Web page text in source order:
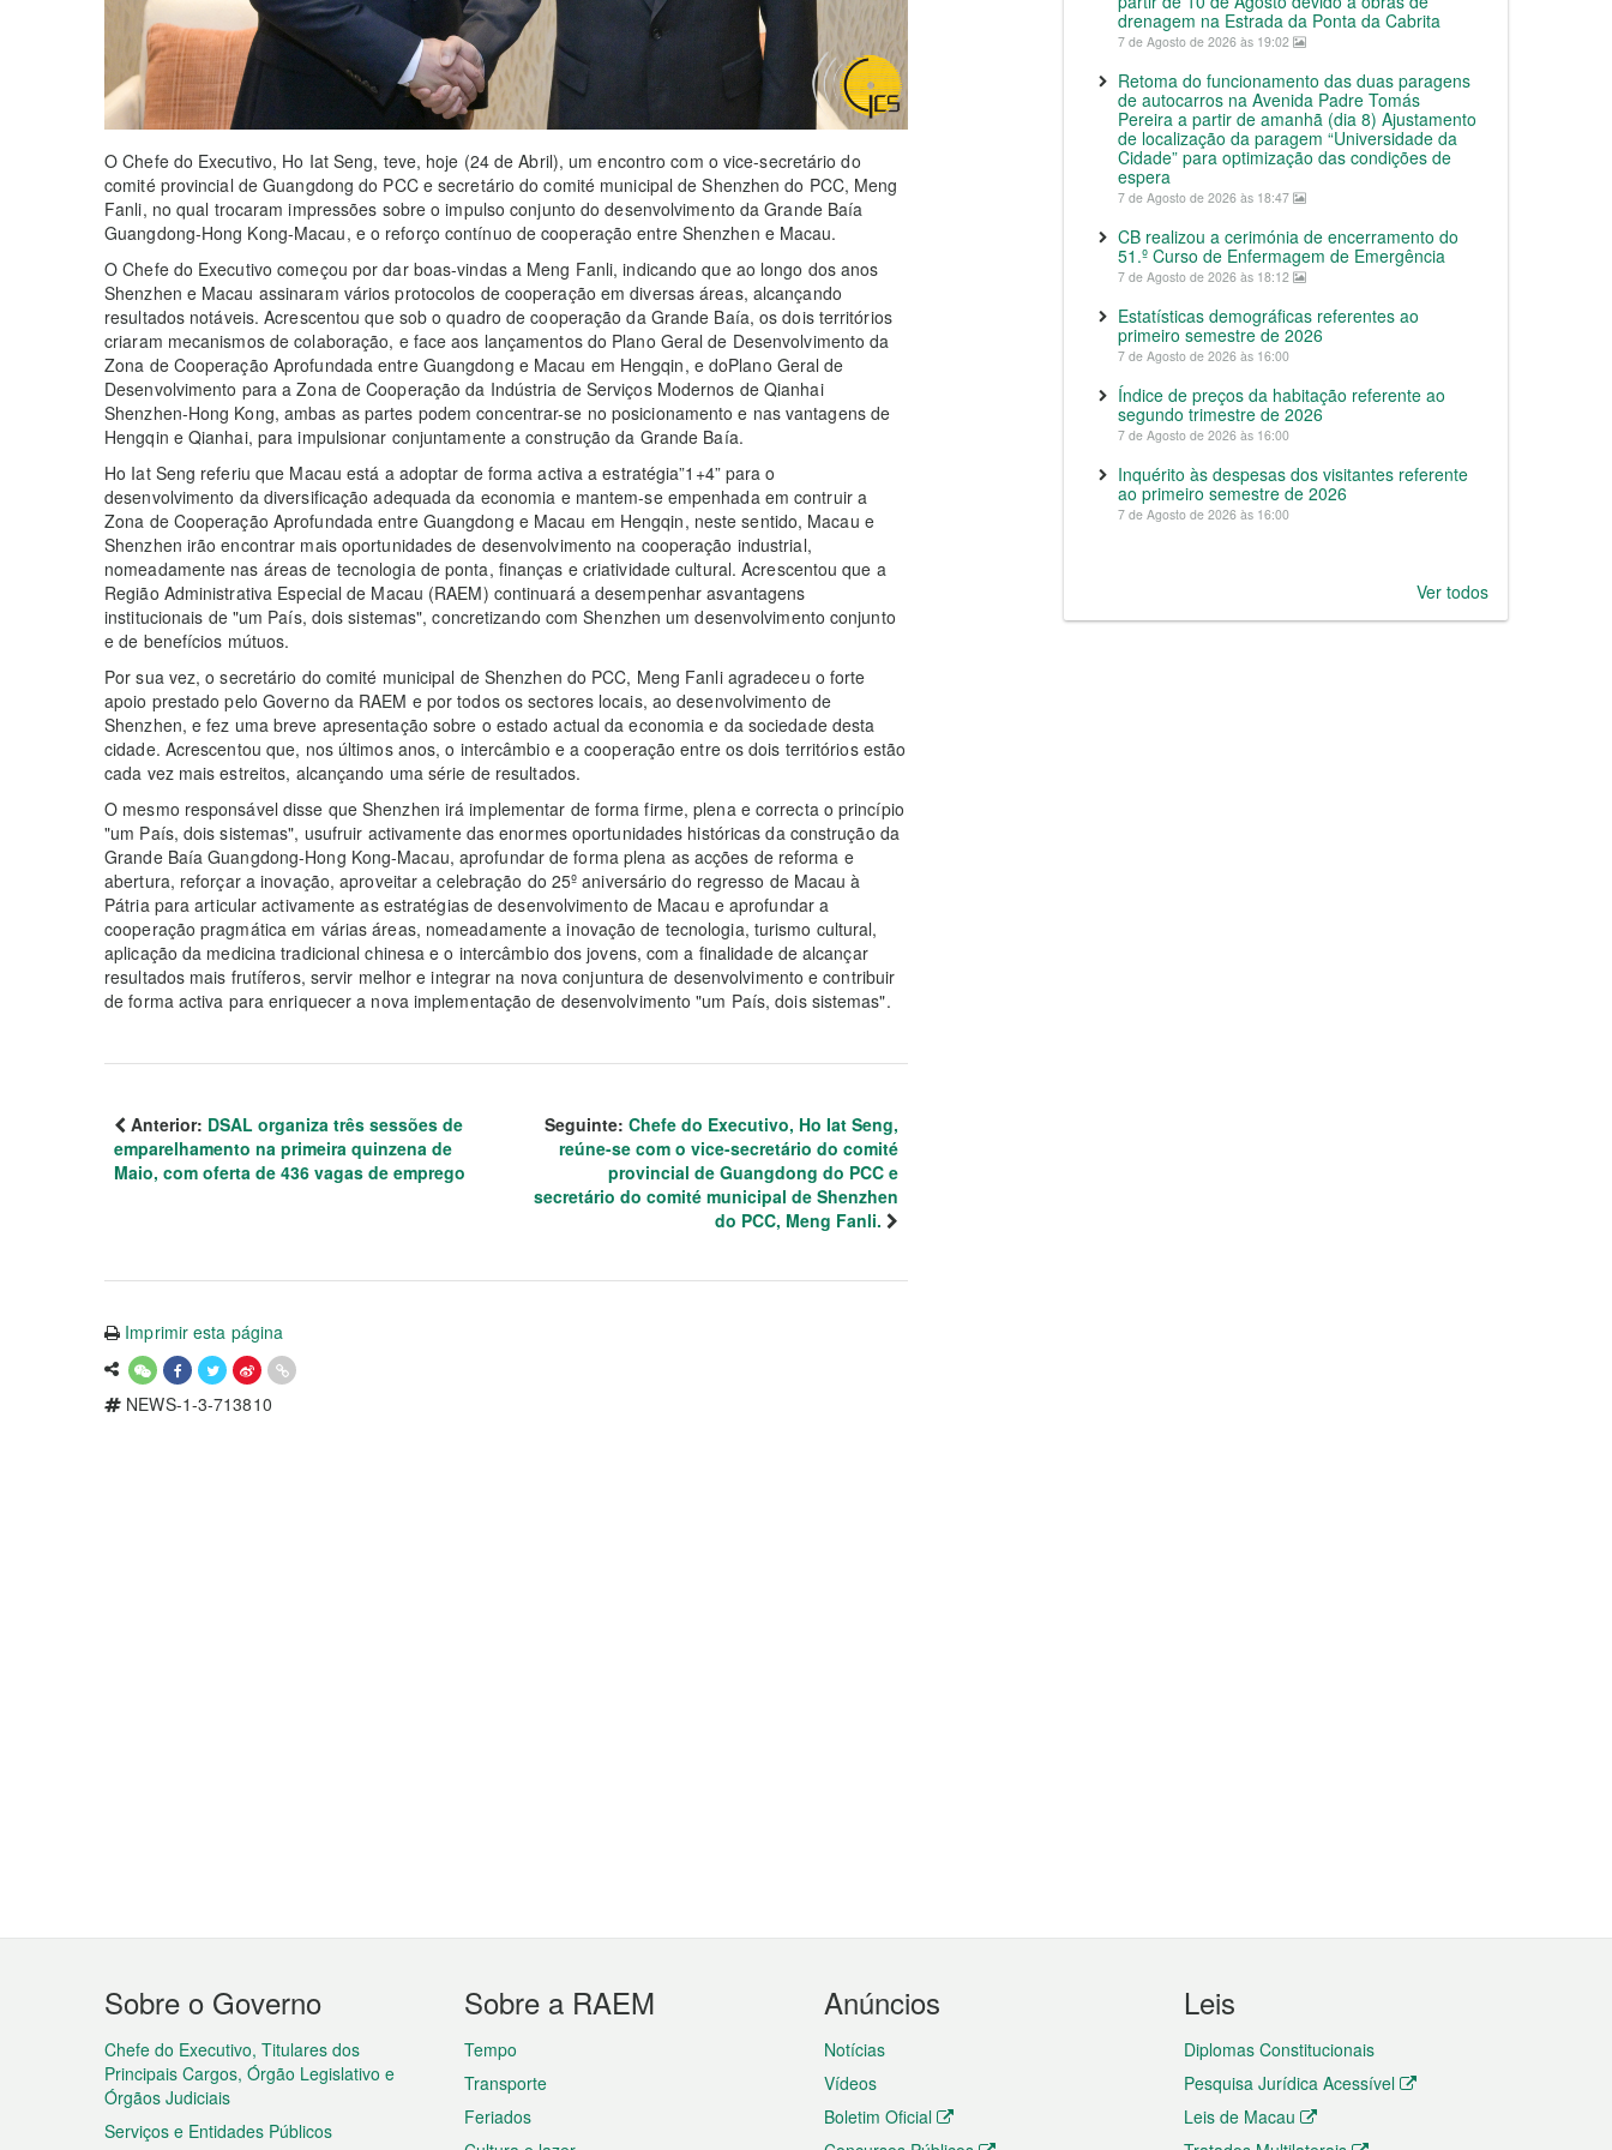
O Chefe do Executivo, Ho Iat Seng, teve, hoje (24 de Abril), um encontro com o vice-secretário do
comité provincial de Guangdong do PCC e secretário do comité municipal de Shenzhen do PCC, Meng
Fanli, no qual trocaram impressões sobre o impulso conjunto do desenvolvimento da Grande Baía
Guangdong-Hong Kong-Macau, e o reforço contínuo de cooperação entre Shenzhen e Macau.
O Chefe do Executivo começou por dar boas-vindas a Meng Fanli, indicando que ao longo dos anos
Shenzhen e Macau assinaram vários protocolos de cooperação em diversas áreas, alcançando
resultados notáveis. Acrescentou que sob o quadro de cooperação da Grande Baía, os dois territórios
criaram mecanismos de colaboração, e face aos lançamentos do Plano Geral de Desenvolvimento da
Zona de Cooperação Aprofundada entre Guangdong e Macau em Hengqin, e doPlano Geral de
Desenvolvimento para a Zona de Cooperação da Indústria de Serviços Modernos de Qianhai
Shenzhen-Hong Kong, ambas as partes podem concentrar-se no posicionamento e nas vantagens de
Hengqin e Qianhai, para impulsionar conjuntamente a construção da Grande Baía.
Ho Iat Seng referiu que Macau está a adoptar de forma activa a estratégia”1+4” para o
desenvolvimento da diversificação adequada da economia e mantem-se empenhada em contruir a
Zona de Cooperação Aprofundada entre Guangdong e Macau em Hengqin, neste sentido, Macau e
Shenzhen irão encontrar mais oportunidades de desenvolvimento na cooperação industrial,
nomeadamente nas áreas de tecnologia de ponta, finanças e criatividade cultural. Acrescentou que a
Região Administrativa Especial de Macau (RAEM) continuará a desempenhar asvantagens
institucionais de "um País, dois sistemas", concretizando com Shenzhen um desenvolvimento conjunto
e de benefícios mútuos.
Por sua vez, o secretário do comité municipal de Shenzhen do PCC, Meng Fanli agradeceu o forte
apoio prestado pelo Governo da RAEM e por todos os sectores locais, ao desenvolvimento de
Shenzhen, e fez uma breve apresentação sobre o estado actual da economia e da sociedade desta
cidade. Acrescentou que, nos últimos anos, o intercâmbio e a cooperação entre os dois territórios estão
cada vez mais estreitos, alcançando uma série de resultados.
O mesmo responsável disse que Shenzhen irá implementar de forma firme, plena e correcta o princípio
"um País, dois sistemas", usufruir activamente das enormes oportunidades históricas da construção da
Grande Baía Guangdong-Hong Kong-Macau, aprofundar de forma plena as acções de reforma e
abertura, reforçar a inovação, aproveitar a celebração do 25º aniversário do regresso de Macau à
Pátria para articular activamente as estratégias de desenvolvimento de Macau e aprofundar a
cooperação pragmática em várias áreas, nomeadamente a inovação de tecnologia, turismo cultural,
aplicação da medicina tradicional chinesa e o intercâmbio dos jovens, com a finalidade de alcançar
resultados mais frutíferos, servir melhor e integrar na nova conjuntura de desenvolvimento e contribuir
de forma activa para enriquecer a nova implementação de desenvolvimento "um País, dois sistemas".
Anterior: DSAL organiza três sessões de
emparelhamento na primeira quinzena de
Maio, com oferta de 436 vagas de emprego
Seguinte: Chefe do Executivo, Ho Iat Seng,
reúne-se com o vice-secretário do comité
provincial de Guangdong do PCC e
secretário do comité municipal de Shenzhen
do PCC, Meng Fanli.
Imprimir esta página
NEWS-1-3-713810
drenagem na Estrada da Ponta da Cabrita
7 de Agosto de 2026 às 19:02
Retoma do funcionamento das duas paragens
de autocarros na Avenida Padre Tomás
Pereira a partir de amanhã (dia 8) Ajustamento
de localização da paragem “Universidade da
Cidade” para optimização das condições de
espera
7 de Agosto de 2026 às 18:47
CB realizou a cerimónia de encerramento do
51.º Curso de Enfermagem de Emergência
7 de Agosto de 2026 às 18:12
Estatísticas demográficas referentes ao
primeiro semestre de 2026
7 de Agosto de 2026 às 16:00
Índice de preços da habitação referente ao
segundo trimestre de 2026
7 de Agosto de 2026 às 16:00
Inquérito às despesas dos visitantes referente
ao primeiro semestre de 2026
7 de Agosto de 2026 às 16:00
Ver todos
Menu
do
rodapé
Sobre o Governo
Chefe do Executivo, Titulares dos
Principais Cargos, Órgão Legislativo e
Órgãos Judiciais
Serviços e Entidades Públicos
Sobre a RAEM
Tempo
Transporte
Feriados
Anúncios
Notícias
Vídeos
Boletim Oficial
Leis
Diplomas Constitucionais
Pesquisa Jurídica Acessível
Leis de Macau